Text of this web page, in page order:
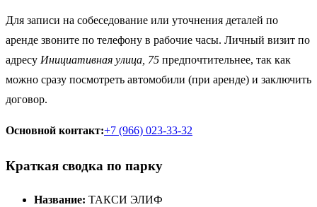
Для записи на собеседование или уточнения деталей по
аренде звоните по телефону в рабочие часы. Личный визит по
адресу Инициативная улица, 75 предпочтительнее, так как
можно сразу посмотреть автомобили (при аренде) и заключить
договор.
Основной контакт:+7 (966) 023-33-32
Краткая сводка по парку
Название: ТАКСИ ЭЛИФ